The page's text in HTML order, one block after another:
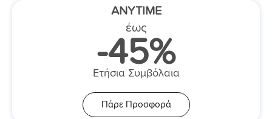
ANYTIME
έως
-45%
Ετήσια Συμβόλαια
Πάρε Προσφορά